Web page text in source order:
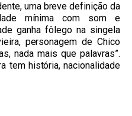
uma breve definição da
mínima com som e
ganha fôlego na singela
personagem de Chico
nada mais que palavras”.
tem história, nacionalidade